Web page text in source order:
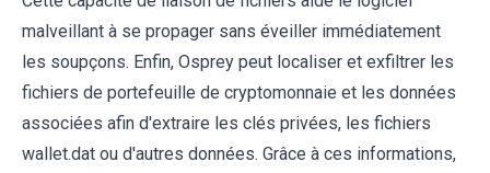
malveillant à se propager sans éveiller immédiatement
les soupçons. Enfin, Osprey peut localiser et exfiltrer les
fichiers de portefeuille de cryptomonnaie et les données
associées afin d'extraire les clés privées, les fichiers
wallet.dat ou d'autres données. Grâce à ces informations,